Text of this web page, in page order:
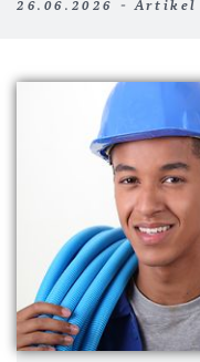
26.06.2026 - Artikel